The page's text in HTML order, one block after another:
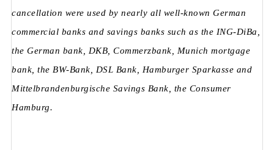
cancellation were used by nearly all well-known German
commercial banks and savings banks such as the ING-DiBa,
the German bank, DKB, Commerzbank, Munich mortgage
bank, the BW-Bank, DSL Bank, Hamburger Sparkasse and
Mittelbrandenburgische Savings Bank, the Consumer
Hamburg.